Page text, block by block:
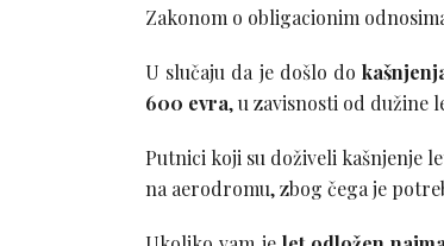
Zakonom o obligacionim
U slučaju da je došlo do
600 evra, u zavisnosti od dužine
Putnici koji su doživeli kašnjenje
na aerodromu, zbog čega je